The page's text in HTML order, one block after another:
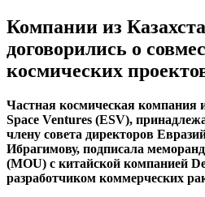
Компании из
договорились о
космических
Частная космическая компания
Space Ventures (ESV),
члену совета директоров
Ибрагимову, подписала
(MOU) с китайской компанией
разработчиком коммерческих